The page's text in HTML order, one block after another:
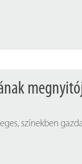
színekben